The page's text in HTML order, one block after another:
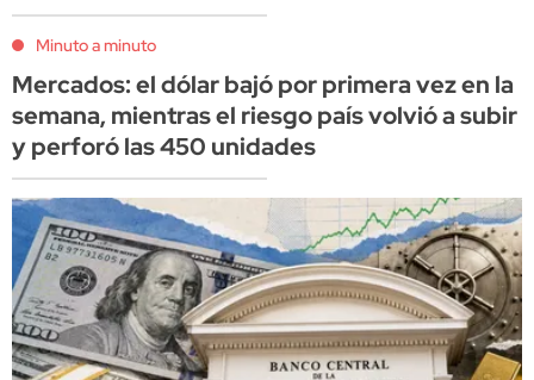
Minuto a minuto
Mercados: el dólar bajó por primera vez en la
semana, mientras el riesgo país volvió a subir
y perforó las 450 unidades